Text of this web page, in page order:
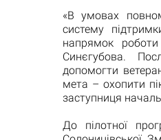
«В умовах
систему
напрямок
Синєгубова.
допомогти
мета – охопити
заступниця
До пілотної